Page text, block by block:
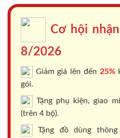
Cơ hội
8/2026
Giảm giá lên đến 25%
gói.
Tặng phụ kiện, giao
(trên 4 bộ).
Tặng đồ dùng